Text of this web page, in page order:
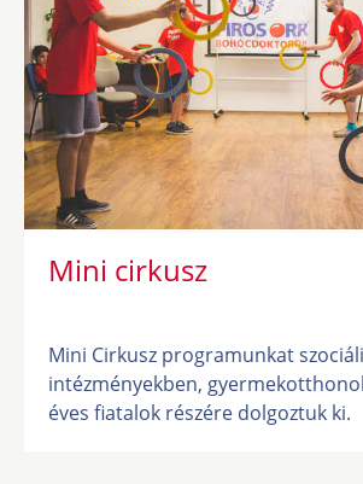
Mini cirkusz
Mini Cirkusz programunkat
intézményekben,
éves fiatalok részére dolgoztuk ki.